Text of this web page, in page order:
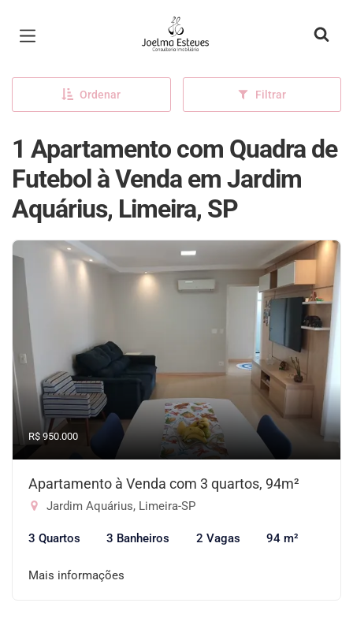
Página inicial
Ordenar Filtrar
1 Apartamento com Quadra de
Futebol à Venda em Jardim
Aquárius, Limeira, SP
R$ 950.000
Apartamento à Venda com 3 quartos, 94m²
Jardim Aquárius, Limeira-SP
3 Quartos 3 Banheiros 2 Vagas 94 m²
Mais informações